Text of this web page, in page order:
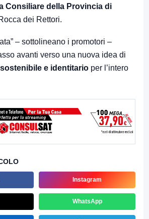
Consiliare della Provincia di
dei Rettori.
– sottolineano i promotori –
avanti verso una nuova idea di
e identitario per l’intero
Instagram
WhatsApp